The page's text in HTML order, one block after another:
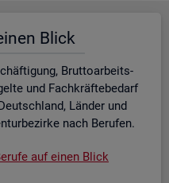
Blick
Brut­to­ar­beits­
und Fach­kräf­te­be­darf
Län­der und
nach Be­ru­fen.
auf einen Blick